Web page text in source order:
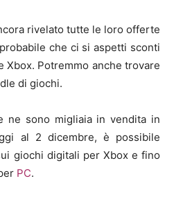
rivelato tutte le loro offerte
che ci si aspetti sconti
Xbox. Potremmo anche trovare
di giochi.
ne sono migliaia in vendita in
al 2 dicembre, è possibile
giochi digitali per Xbox e fino
PC.